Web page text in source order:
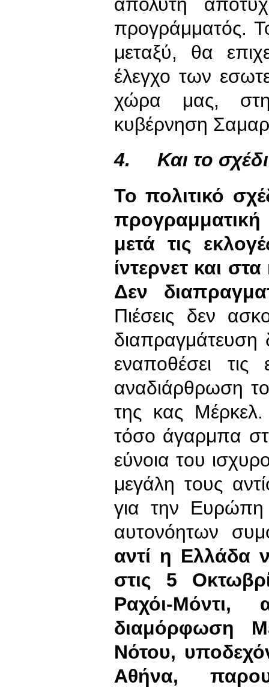
προγράμματός.
μεταξύ, θα
έλεγχο των
χώρα μας,
κυβέρνηση
4. Και το
Το πολιτικό
μετά τις
ίντερνετ και
Δεν
Πιέσεις δεν
διαπραγμάτευση
εναποθέσει
αναδιάρθρωση
της κας Μέρκελ.
τόσο άγαρμπα
εύνοια του
μεγάλη τους
για την Ευρώπη
αυτονόητων
αντί η Ελλάδα
στις 5
Ραχόι-
διαμόρφωση
Νότου,
Αθήνα,